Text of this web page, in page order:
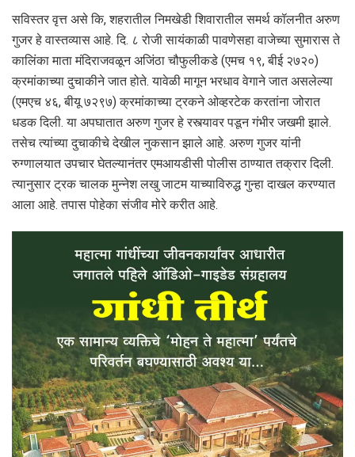
सविस्तर वृत्त असे कि, शहरातील निमखेडी शिवारातील समर्थ कॉलनीत अरुण
गुजर हे वास्तव्यास आहे. दि. ८ रोजी सायंकाळी पावणेसहा वाजेच्या सुमारास ते
कालिंका माता मंदिराजवळून अजिंठा चौफुलीकडे (एमच १९, बीई २७२०)
क्रमांकाच्या दुचाकीने जात होते. यावेळी मागून भरधाव वेगाने जात असलेल्या
(एमएच ४६, बीयू ७२९७) क्रमांकाच्या ट्रकने ओव्हरटेक करतांना जोरात
धडक दिली. या अपघातात अरुण गुजर हे रस्त्यावर पडून गंभीर जखमी झाले.
तसेच त्यांच्या दुचाकीचे देखील नुकसान झाले आहे. अरुण गुजर यांनी
रुग्णालयात उपचार घेतल्यानंतर एमआयडीसी पोलीस ठाण्यात तक्रार दिली.
त्यानुसार ट्रक चालक मुन्नेश लखु जाटम याच्याविरुद्ध गुन्हा दाखल करण्यात
आला आहे. तपास पोहेका संजीव मोरे करीत आहे.